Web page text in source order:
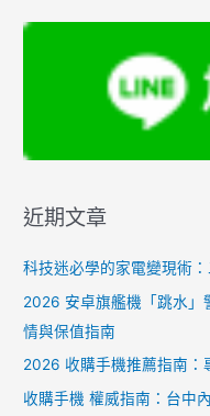
近期文章
科技迷必學的家電變現術
2026 安卓旗艦機「跳水」
情與保值指南
2026 收購手機推薦指南：
收購手機 權威指南：台中